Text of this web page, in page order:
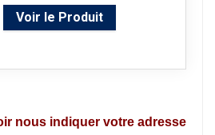
Voir le Produit
nous indiquer votre adresse